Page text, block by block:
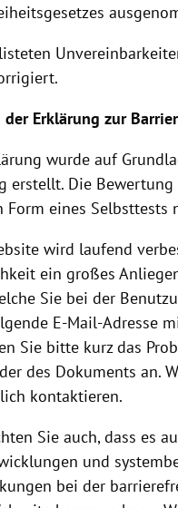
der Erklärung zur
wurde auf
erstellt. Die
eines Selbsttests
wird laufend
ein großes
Sie bei der
E-Mail-Adresse
Sie bitte kurz das
des Dokuments an.
kontaktieren.
Sie auch, dass es
und
bei der